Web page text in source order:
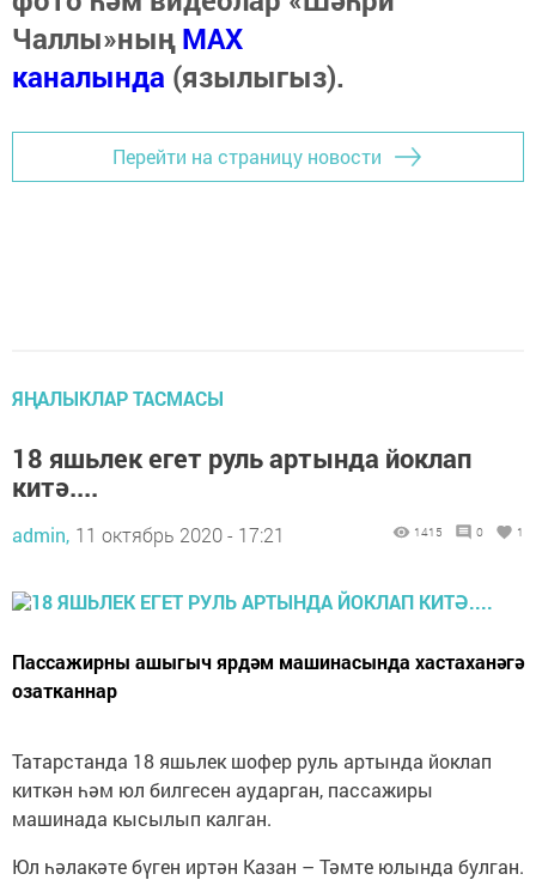
Чаллы»ныңMAX
каналында (язылыгыз).
Перейти на страницу новости
ЯҢАЛЫКЛАР ТАСМАСЫ
18 яшьлек егет руль артында йоклап
китә....
admin, 11 октябрь 2020 - 17:21 1415 0 1
Пассажирны ашыгыч ярдәм машинасында хастаханәгә
озатканнар
Татарстанда 18 яшьлек шофер руль артында йоклап
киткән һәм юл билгесен аударган, пассажиры
машинада кысылып калган.
Юл һәлакәте бүген иртән Казан – Тәмте юлында булган.